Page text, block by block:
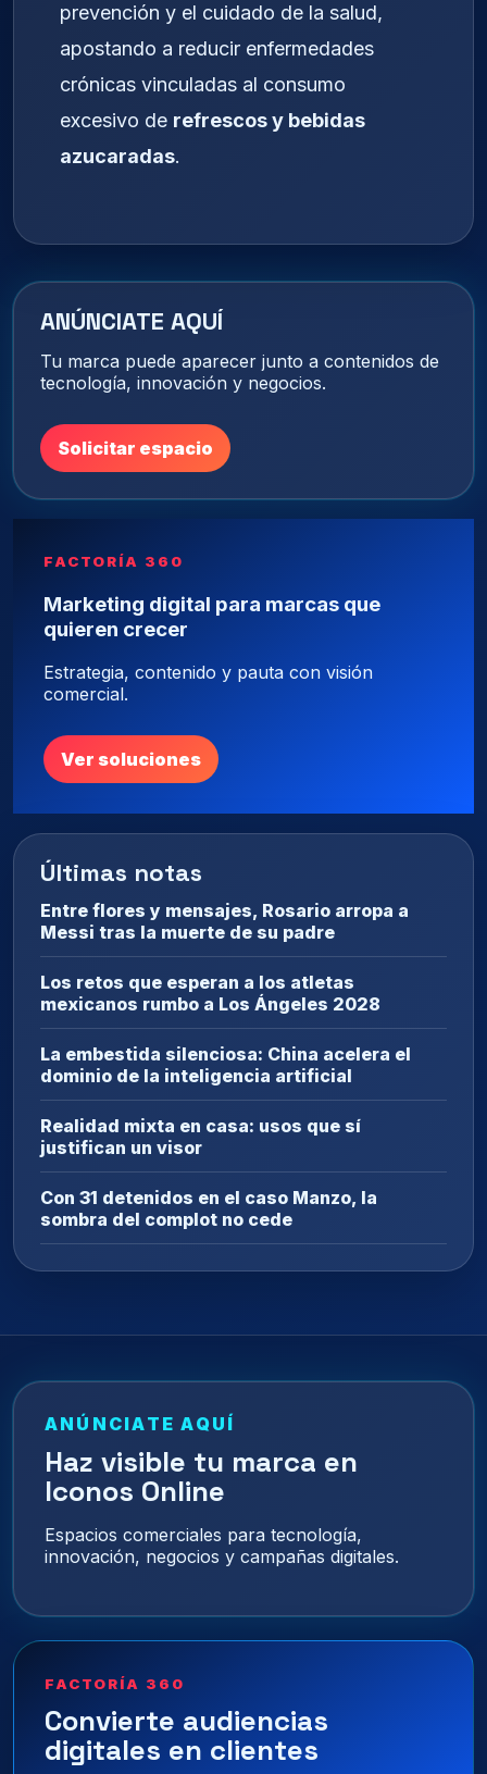
prevención y el cuidado de la salud,
apostando a reducir enfermedades
crónicas vinculadas al consumo
excesivo de refrescos y bebidas
azucaradas.
ANÚNCIATE AQUÍ
Tu marca puede aparecer junto a contenidos de
tecnología, innovación y negocios.
Solicitar espacio
FACTORÍA 360
Marketing digital para marcas que
quieren crecer
Estrategia, contenido y pauta con visión
comercial.
Ver soluciones
Últimas notas
Entre flores y mensajes, Rosario arropa a
Messi tras la muerte de su padre
Los retos que esperan a los atletas
mexicanos rumbo a Los Ángeles 2028
La embestida silenciosa: China acelera el
dominio de la inteligencia artificial
Realidad mixta en casa: usos que sí
justifican un visor
Con 31 detenidos en el caso Manzo, la
sombra del complot no cede
ANÚNCIATE AQUÍ
Haz visible tu marca en
Iconos Online
Espacios comerciales para tecnología,
innovación, negocios y campañas digitales.
FACTORÍA 360
Convierte audiencias
digitales en clientes